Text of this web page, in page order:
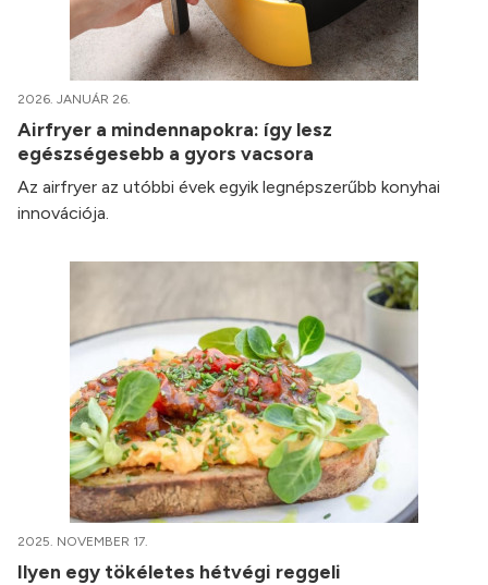
2026. JANUÁR 26.
Airfryer a mindennapokra: így lesz
egészségesebb a gyors vacsora
Az airfryer az utóbbi évek egyik legnépszerűbb konyhai
innovációja.
2025. NOVEMBER 17.
Ilyen egy tökéletes hétvégi reggeli